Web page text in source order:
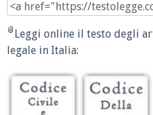
Leggi online il testo degli
legale in Italia: